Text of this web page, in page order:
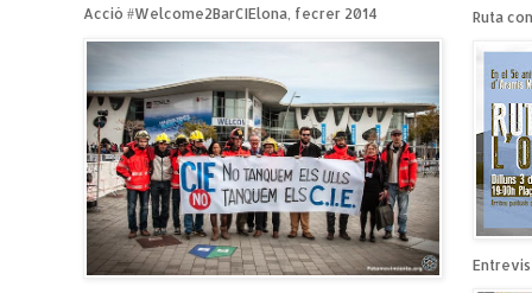
Acció #Welcome2BarCIElona, fecrer 2014 Ruta